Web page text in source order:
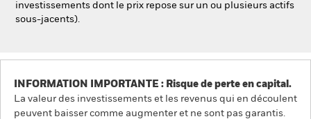
investissements dont le prix repose sur un ou plusieurs actifs
sous-jacents).
INFORMATION IMPORTANTE : Risque de perte en capital.
La valeur des investissements et les revenus qui en découlent
peuvent baisser comme augmenter et ne sont pas garantis.